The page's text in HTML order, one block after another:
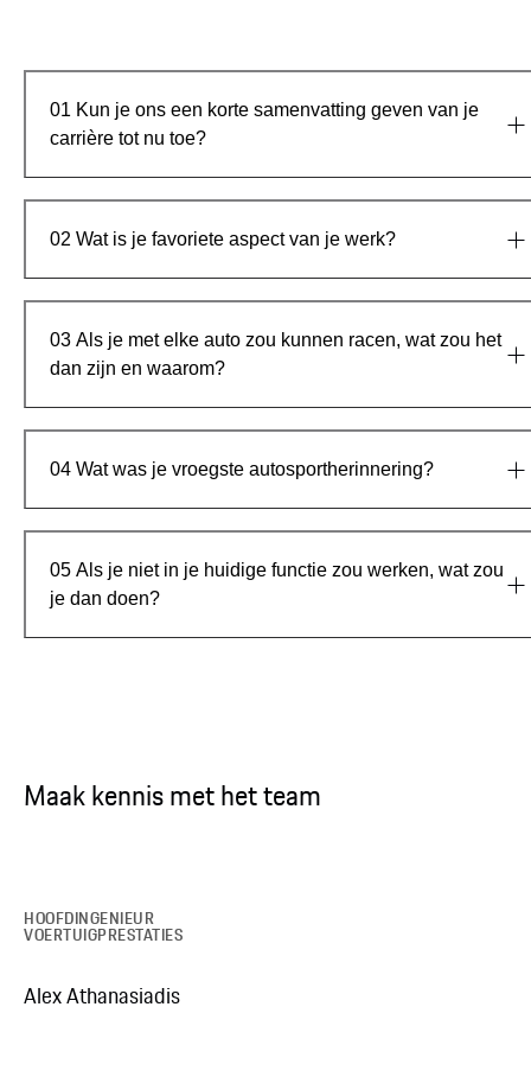
01 Kun je ons een korte samenvatting geven van je
carrière tot nu toe?
02 Wat is je favoriete aspect van je werk?
03 Als je met elke auto zou kunnen racen, wat zou het
dan zijn en waarom?
04 Wat was je vroegste autosportherinnering?
05 Als je niet in je huidige functie zou werken, wat zou
je dan doen?
Maak kennis met het team
HOOFDINGENIEUR
VOERTUIGPRESTATIES
Alex Athanasiadis